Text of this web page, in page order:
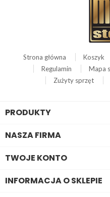
Strona główna Koszyk
Regulamin
Mapa
Zużyty sprzęt
PRODUKTY
NASZA FIRMA
TWOJE KONTO
INFORMACJA O SKLEPIE